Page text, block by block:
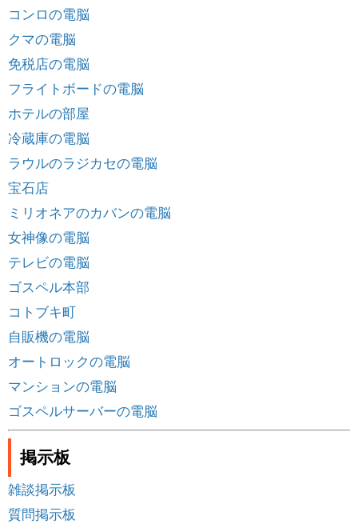
コンロの電脳
クマの電脳
免税店の電脳
フライトボードの電脳
ホテルの部屋
冷蔵庫の電脳
ラウルのラジカセの電脳
宝石店
ミリオネアのカバンの電脳
女神像の電脳
テレビの電脳
ゴスペル本部
コトブキ町
自販機の電脳
オートロックの電脳
マンションの電脳
ゴスペルサーバーの電脳
掲示板
雑談掲示板
質問掲示板